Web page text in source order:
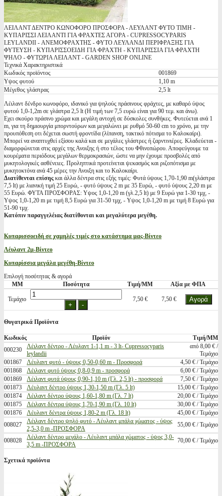
ΛΕΙΛΑΝΤ ΔΕΝΤΡΟ ΚΩΝΟΦΟΡΟ ΠΡΟΣΦΟΡΑ - ΛΕΥΛΑΝΤ ΦΥΤΟ ΤΙΜΗ -
ΚΥΠΑΡΙΣΣΙ ΛΕΙΛΑΝΤΙ ΓΙΑ ΦΡΑΧΤΕΣ ΑΓΟΡΑ - CUPRESSOCYPARIS
LEYLANDII - ΑΝΕΜΟΦΡΑΧΤΗΣ - ΦΥΤΟ ΛΕΥΛΑΝΔΙ ΠΕΡΙΦΡΑΞΗΣ ΓΙΑ
ΦΥΤΕΥΣΗ - ΚΥΠΑΡΙΣΣΟΕΙΔΗ ΓΙΑ ΦΡΑΧΤΗ - ΚΥΠΑΡΙΣΣΙΑ ΓΙΑ ΦΡΑΧΤΗ
ΨΗΛΟ - ΦΥΤΩΡΙΑ ΛΕΙΛΑΝΤ - GARDEN SHOP ONLINE
Τεχνικά Χαρακτηριστικά
Κωδικός προϊόντος
001869
Υψος φυτού
1,10 m
Μέγεθος γλάστρας
2,5 lt
Λέιλαντ δένδρο κωνοφόρο, ιδανικό για ψηλούς πράσινους φράχτες, με καθαρό ύψος
φυτού 1,0-1,2m σε γλάστρα 2,5 lt (H τιμή των 7,5 ευρώ είναι για 90 τεμ. και άνω).
Εχει σκούρο πράσινο χρώμα και μεγάλη αντοχή σε δύσκολες συνθήκες. Φυτεύεται ανά 1
m, για τη δημιουργία μπορντούρων και μεγαλώνει με ρυθμό 50-60 cm το χρόνο, με την
προυπόθεση οτι δέχεται σωστή φροντίδα (λίπανση, τακτικό πότισμα το Καλοκαίρι).
Μπορεί να αναπτυχθεί εξίσου καλά και σε μεγάλες γλάστρες ή ζαρντινιέρες. Κλαδεύεται -
διαμορφώνεται στις αρχές της Ανοιξης ή στο τέλος του Φθινοπώρου. Αποφεύγουμε τα
κουρέματα περιόδους μεγάλων θερμοκρασιών, ώστε να μην έχουμε προσβολές από
μυκητολογικές ασθένειες. Προληπτικά προτείνεται ψεκασμός και ριζοπότισμα με
μυκητοκτόνα ανά 45 μέρες την Ανοιξη και το Καλοκαίρι.
Διατίθενται επίσης και άλλα δέντρα στις εξής τιμές: Φυτά ύψους 1,70-1,90 m(γλάστρα
7,5 lt) με λιανική τιμή 25 Ευρώ, - φυτό ύψους 2 m με 35 Ευρώ, - φυτό ύψους 2,20 m με
55 Ευρώ. ΦΥΤΑ ΠΡΟΣΦΟΡΑΣ: Υψος 1,0-1,20 m (γλ.2,5 lt) με 9 Ευρώ για 1-30 τμχ, -
Υψος 1,0-1,20 m με τιμή 8,5 Ευρώ για 31-50 τμχ, - Υψος 1,0-1,20 m με τιμή 8 Ευρώ για
51-90 τμχ.
Κατόπιν παραγγελέιας διατίθονται και μεγαλύτερα μεγέθη.
Κυπαρισσοειδή σε χαμηλές τιμές στο κατάστημα μας-Βίντεο
Λέυλαντ 2μ-Βίντεο
Κυπαρίσσια μεγάλα μεγέθη-Βίντεο
Επιλογή ποσότητας & αγορά
ΜΜ
Ποσότητα Τιμή/ΜΜ Αξία με ΦΠΑ
Τεμάχιο 7,50 € 7,50 €
Θυγατρικά Προϊόντα
Κωδικός Προϊόν
Τιμή/ΜΜ
000230
Λέιλαντ δέντρο - Λέυλαντ 1-1,1 m - 3 lt- Cupressocyparis
leylandii
από 8,00 € /
Τεμάχιο
001867
Λέυλαντ φυτό - ύψους 0,50-0,60 m - Προσφορά
4,50 € / Τεμάχιο
001868
Λέιλαντ φυτό ύψους 0,8-0,9 m - προσφορά
6,00 € / Τεμάχιο
001869
Λέιλαντ φυτά ύψους 0,90-1,10 m (Γλ. 2,5 lt) - προσφορά
7,50 € / Τεμάχιο
001873
Λέυλαντ δέντρο ύψους 1,30-1,50 m (Γλ. 5 lt)
15,00 € / Τεμάχιο
001874
Λέιλαντ δέντρο ύψους 1,60-1,80 m (Γλ. 7 lt)
20,00 € / Τεμάχιο
001875
Λέιλαντ δέντρα ύψους 1,70-1,90 m (Γλ. 10 lt)
30,00 € / Τεμάχιο
001876
Λέυλαντ δέντρα ύψους 1,80-2 m (Γλ. 18 lt)
45,00 € / Τεμάχιο
008027
Λέιλαντ δέντρο ψηλό φυτό - Λέυλαντ μπάλα χώματος - ύψος
2,5-3,0 m -ΠΡΟΣΦΟΡΑ
55,00 € / Τεμάχιο
008028
Λέιλαντ δέντρο μεγάλο - Λέυλαντ μπάλα χώματος - ύψος 3,0-
3,5 m -ΠΡΟΣΦΟΡΑ
70,00 € / Τεμάχιο
Σχετικά προϊόντα